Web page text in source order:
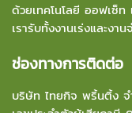
ด้วยเทคโนโลยี ออฟเซ็
เรารับทั้งงานเร่งและง
ช่องทางการติดต่อ
บริษัท ไทยกิจ พริ้นติ้ง